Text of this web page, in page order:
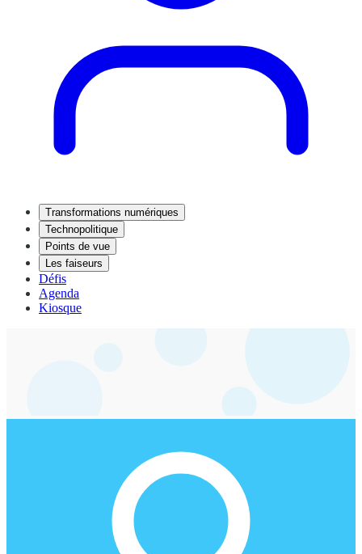
Transformations numériques
Technopolitique
Points de vue
Les faiseurs
Défis
Agenda
Kiosque